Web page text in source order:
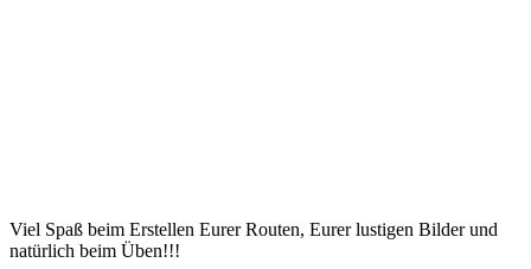
Viel Spaß beim Erstellen Eurer Routen, Eurer lustigen Bilder und
natürlich beim Üben!!!